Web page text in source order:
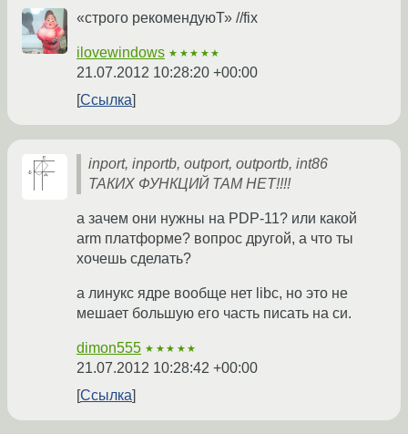
«строго рекомендуюТ» //fix
ilovewindows ★★★★★
21.07.2012 10:28:20 +00:00
Ссылка
inport, inportb, outport, outportb, int86
ТАКИХ ФУНКЦИЙ ТАМ НЕТ!!!!
а зачем они нужны на PDP-11? или какой
arm платформе? вопрос другой, а что ты
хочешь сделать?
а линукс ядре вообще нет libc, но это не
мешает большую его часть писать на си.
dimon555 ★★★★★
21.07.2012 10:28:42 +00:00
Ссылка